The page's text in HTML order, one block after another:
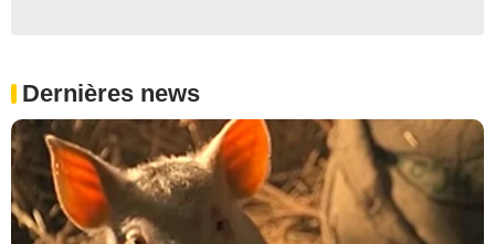
Dernières news